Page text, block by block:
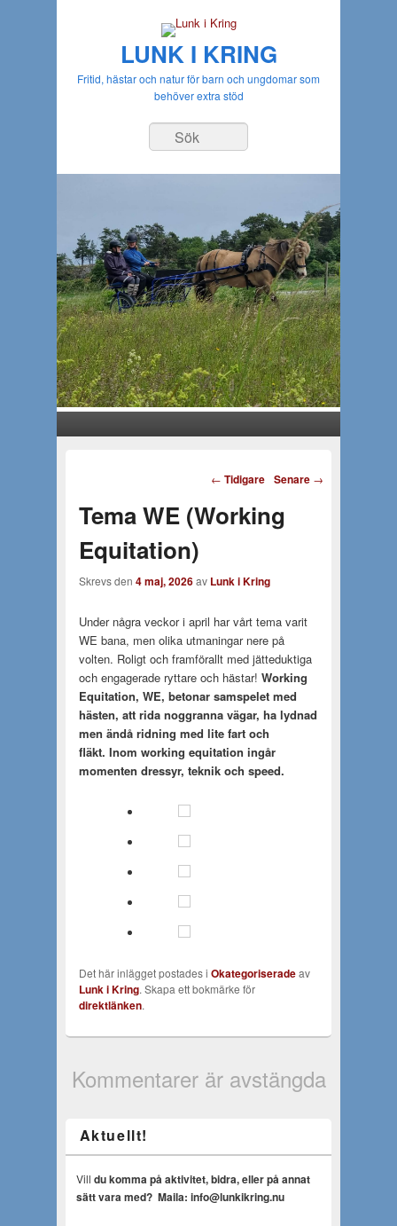
LUNK I KRING
Fritid, hästar och natur för barn och ungdomar som
behöver extra stöd
Inläggsnavigering
← Tidigare Senare →
Tema WE (Working
Equitation)
Skrevs den 4 maj, 2026av Lunk i Kring
Under några veckor i april har vårt tema varit
WE bana, men olika utmaningar nere på
volten. Roligt och framförallt med jätteduktiga
och engagerade ryttare och hästar! Working
Equitation, WE, betonar samspelet med
hästen, att rida noggranna vägar, ha lydnad
men ändå ridning med lite fart och
fläkt. Inom working equitation ingår
momenten dressyr, teknik och speed.
Det här inlägget postades i Okategoriseradeav
Lunk i Kring. Skapa ett bokmärke för
direktlänken.
Kommentarer är avstängda
Aktuellt!
Vill du komma på aktivitet, bidra, eller på annat
sätt vara med? Maila: info@lunkikring.nu